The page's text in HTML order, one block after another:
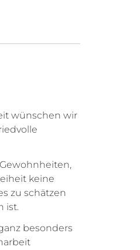
wünschen wir
keine
zu schätzen
ist.
besonders